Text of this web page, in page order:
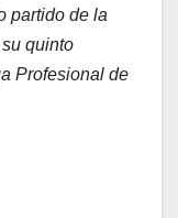
partido de la
quinto
Profesional de